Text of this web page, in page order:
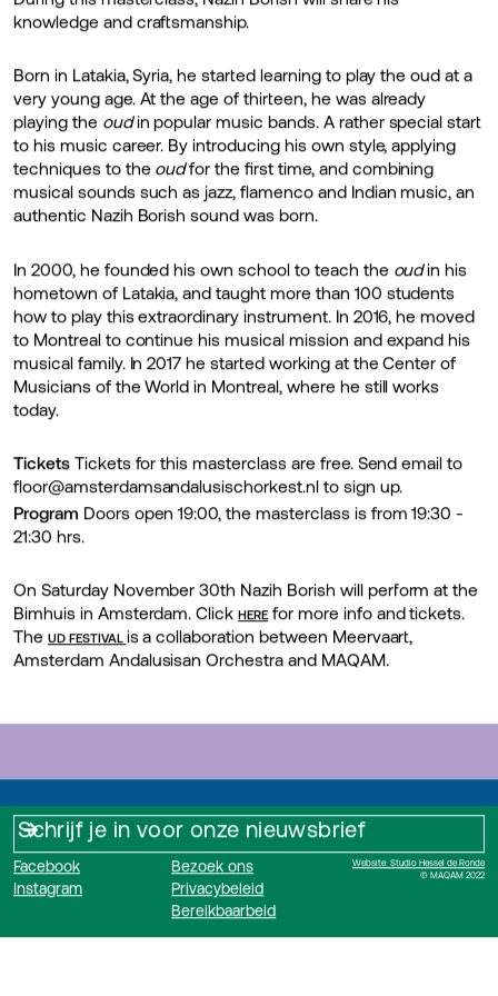
knowledge and craftsmanship.
Born in Latakia, Syria, he started learning to play the oud at a
very young age. At the age of thirteen, he was already
playing the oudin popular music bands. A rather special start
to his music career. By introducing his own style, applying
techniques to the oudfor the first time, and combining
musical sounds such as jazz, flamenco and Indian music, an
authentic Nazih Borish sound was born.
In 2000, he founded his own school to teach the oudin his
hometown of Latakia, and taught more than 100 students
how to play this extraordinary instrument. In 2016, he moved
to Montreal to continue his musical mission and expand his
musical family. In 2017 he started working at the Center of
Musicians of the World in Montreal, where he still works
today.
Tickets Tickets for this masterclass are free. Send email to
floor@amsterdamsandalusischorkest.nl to sign up.
Program Doors open 19:00, the masterclass is from 19:30 -
21:30 hrs.
On Saturday November 30th Nazih Borish will perform at the
Bimhuis in Amsterdam. ClickHERE for more info and tickets.
The UD FESTIVAL is a collaboration between Meervaart,
Amsterdam Andalusisan Orchestra and MAQAM.
Bereikbaarbeid
Privacybeleid
Bezoek ons
Facebook
Instagram
Website: Studio Hessel de Ronde
© MAQAM 2022